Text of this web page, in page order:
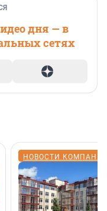
дня — в
сетях
НОВОСТИ